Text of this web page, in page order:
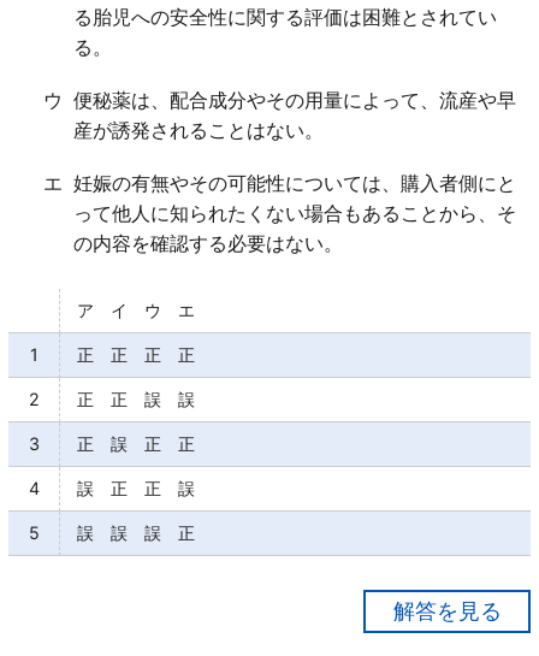
る胎児への安全性に関する評価は困難とされてい
る。
ウ 便秘薬は、配合成分やその用量によって、流産や早
産が誘発されることはない。
エ 妊娠の有無やその可能性については、購入者側にと
って他人に知られたくない場合もあることから、そ
の内容を確認する必要はない。
ア イ ウ エ
1 正 正 正 正
2 正 正 誤 誤
3 正 誤 正 正
4 誤 正 正 誤
5 誤 誤 誤 正